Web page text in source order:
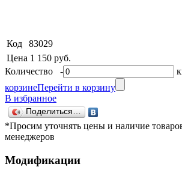
Код
83029
Цена 1 150 руб.
Количество -
корзинеПерейти в корзину
В избранное
Поделиться…
*Просим уточнять цены и наличие
менеджеров
Модификации